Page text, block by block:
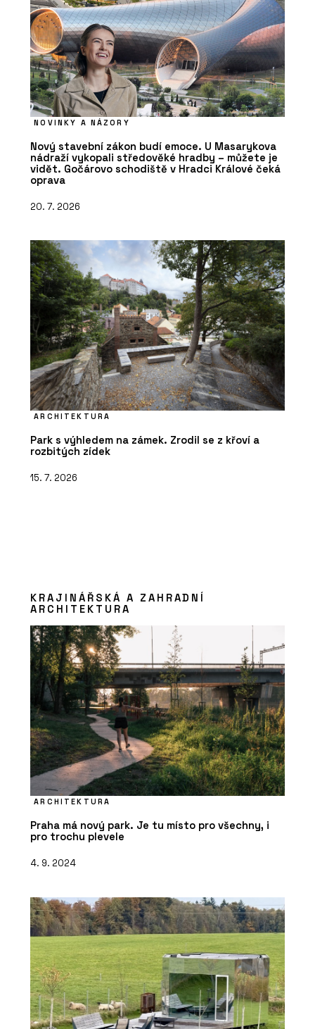
NOVINKY A NÁZORY
Nový stavební zákon budí emoce. U Masarykova
nádraží vykopali středověké hradby – můžete je
vidět. Gočárovo schodiště v Hradci Králové čeká
oprava
20. 7. 2026
ARCHITEKTURA
Park s výhledem na zámek. Zrodil se z křoví a
rozbitých zídek
15. 7. 2026
KRAJINÁŘSKÁ A ZAHRADNÍ
ARCHITEKTURA
ARCHITEKTURA
Praha má nový park. Je tu místo pro všechny, i
pro trochu plevele
4. 9. 2024